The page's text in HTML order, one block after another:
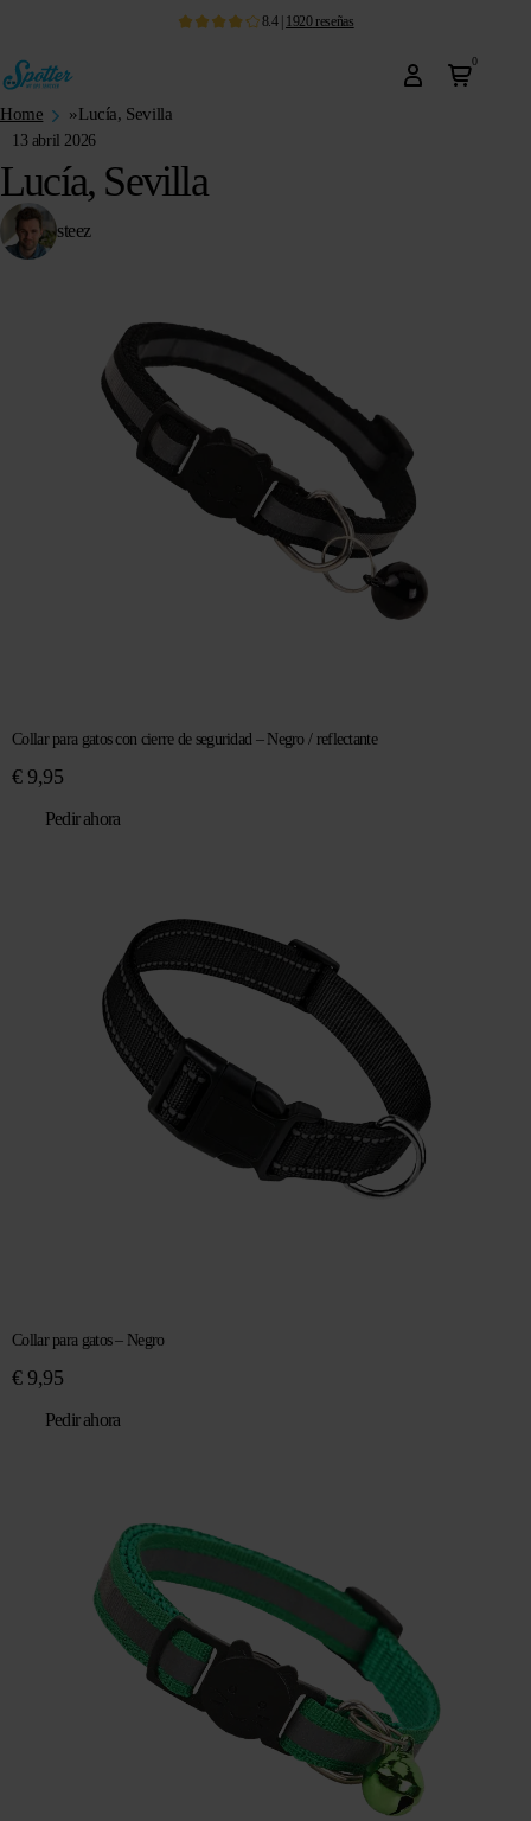
8.4| 1920 reseñas
0
Home »Lucía, Sevilla
13 abril 2026
Lucía, Sevilla
steez
Collar para gatos con cierre de seguridad – Negro / reflectante
€9,95
Pedir ahora
Collar para gatos – Negro
€9,95
Pedir ahora